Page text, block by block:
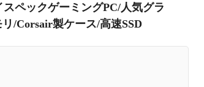
ペックゲーミングPC/人気グラ
/Corsair製ケース/高速SSD